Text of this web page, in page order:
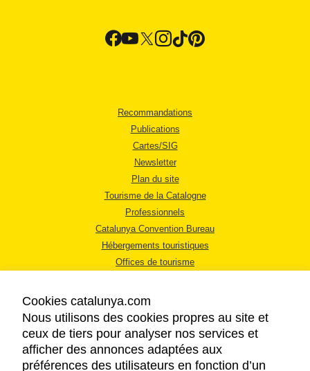
Recommandations
Publications
Cartes/SIG
Newsletter
Plan du site
Tourisme de la Catalogne
Professionnels
Catalunya Convention Bureau
Hébergements touristiques
Offices de tourisme
MENTIONS LÉGALES
Cookies catalunya.com
Nous utilisons des cookies propres au site et
ceux de tiers pour analyser nos services et
afficher des annonces adaptées aux
préférences des utilisateurs en fonction d’un